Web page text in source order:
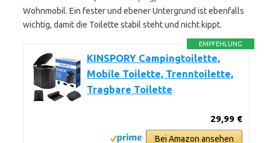
Wohnmobil. Ein fester und ebener Untergrund ist ebenfalls
wichtig, damit die Toilette stabil steht und nicht kippt.
EMPFEHLUNG
KINSPORY Campingtoilette,
Mobile Toilette, Trenntoilette,
Tragbare Toilette
29,99 €
Bei Amazon ansehen